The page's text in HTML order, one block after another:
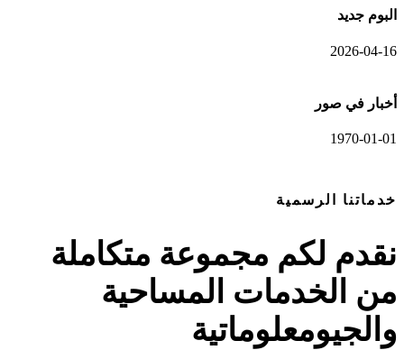
البوم جديد
2026-04-16
أخبار في صور
1970-01-01
خدماتنا الرسمية
نقدم لكم مجموعة متكاملة
من الخدمات المساحية
والجيومعلوماتية